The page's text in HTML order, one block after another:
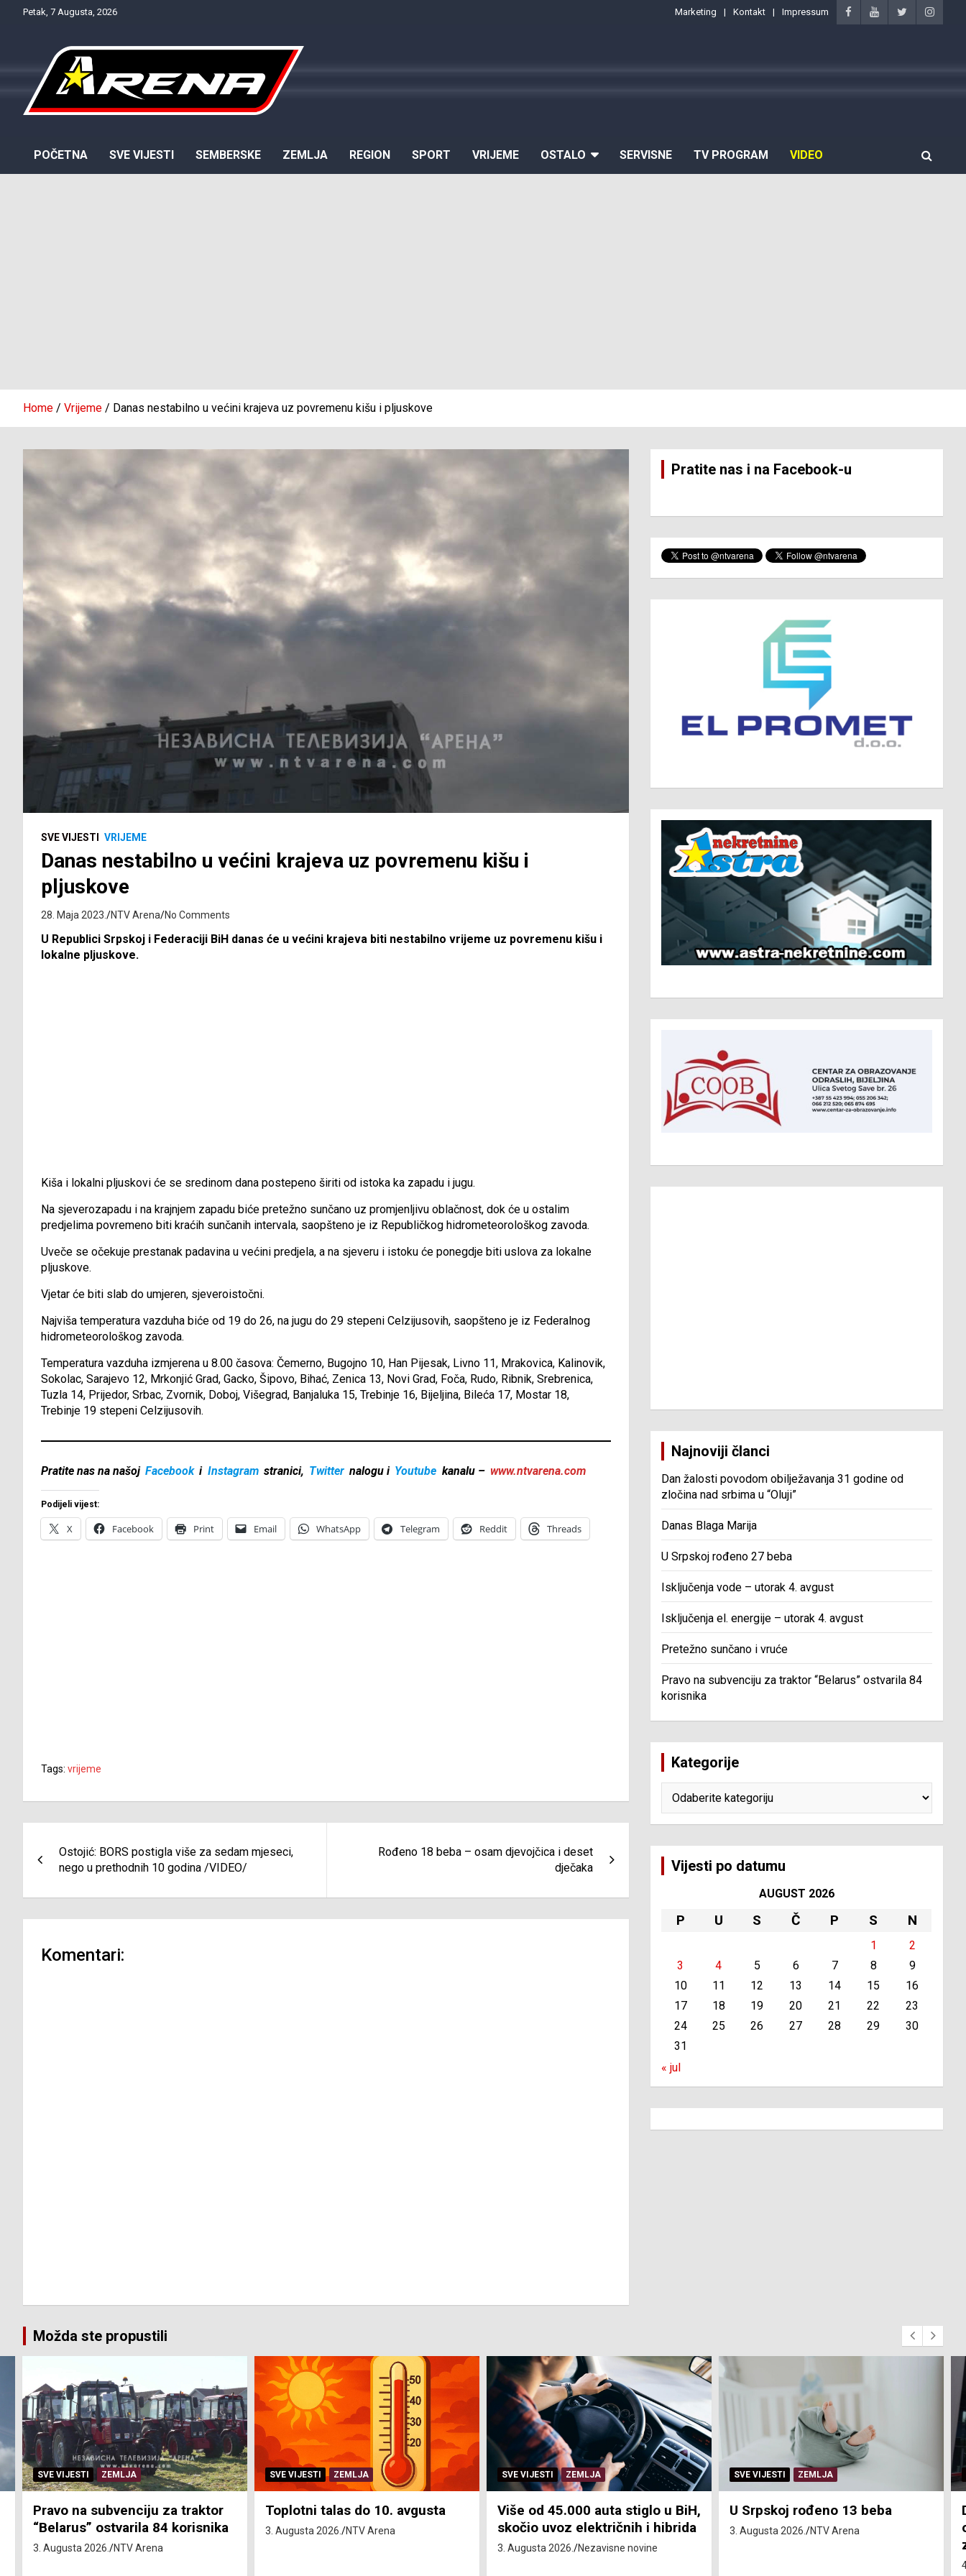
Petak, 7 Augusta, 2026 Marketing Kontakt Impressum
POČETNA SVE VIJESTI SEMBERSKE ZEMLJA REGION SPORT VRIJEME OSTALO SERVISNE TV PROGRAM VIDEO
Home Vrijeme Danas nestabilno u većini krajeva uz povremenu kišu i pljuskove
SVE VIJESTI VRIJEME
Danas nestabilno u većini krajeva uz povremenu kišu i
pljuskove
28. Maja 2023. NTV Arena No Comments
U Republici Srpskoj i Federaciji BiH danas će u većini krajeva biti nestabilno vrijeme uz povremenu kišu i
lokalne pljuskove.
Kiša i lokalni pljuskovi će se sredinom dana postepeno širiti od istoka ka zapadu i jugu.
Na sjeverozapadu i na krajnjem zapadu biće pretežno sunčano uz promjenljivu oblačnost, dok će u ostalim
predjelima povremeno biti kraćih sunčanih intervala, saopšteno je iz Republičkog hidrometeorološkog zavoda.
Uveče se očekuje prestanak padavina u većini predjela, a na sjeveru i istoku će ponegdje biti uslova za lokalne
pljuskove.
Vjetar će biti slab do umjeren, sjeveroistočni.
Najviša temperatura vazduha biće od 19 do 26, na jugu do 29 stepeni Celzijusovih, saopšteno je iz Federalnog
hidrometeorološkog zavoda.
Temperatura vazduha izmjerena u 8.00 časova: Čemerno, Bugojno 10, Han Pijesak, Livno 11, Mrakovica, Kalinovik,
Sokolac, Sarajevo 12, Mrkonjić Grad, Gacko, Šipovo, Bihać, Zenica 13, Novi Grad, Foča, Rudo, Ribnik, Srebrenica,
Tuzla 14, Prijedor, Srbac, Zvornik, Doboj, Višegrad, Banjaluka 15, Trebinje 16, Bijeljina, Bileća 17, Mostar 18,
Trebinje 19 stepeni Celzijusovih.
Pratite nas na našoj Facebook i Instagram stranici, Twitter nalogu i Youtube kanalu – www.ntvarena.com
Podijeli vijest:
X Facebook Print Email WhatsApp Telegram Reddit Threads
Tags: vrijeme
članaka
Ostojić: BORS postigla više za sedam mjeseci,
nego u prethodnih 10 godina /VIDEO/
Rođeno 18 beba – osam djevojčica i deset
dječaka
Komentari:
Pratite nas i na Facebook-u
Najnoviji članci
Dan žalosti povodom obilježavanja 31 godine od
zločina nad srbima u “Oluji”
Danas Blaga Marija
U Srpskoj rođeno 27 beba
Isključenja vode – utorak 4. avgust
Isključenja el. energije – utorak 4. avgust
Pretežno sunčano i vruće
Pravo na subvenciju za traktor “Belarus” ostvarila 84
korisnika
Kategorije
Vijesti po datumu
AUGUST 2026
P U S Č P S N
1
2
3
4 5 6 7 8
9
10
11 12 13 14 15
16
17
18 19 20 21 22
23
24
25 26 27 28 29
30
31
« jul
Možda ste propustili
SVE VIJESTI ZEMLJA
Pravo na subvenciju za traktor
“Belarus” ostvarila 84 korisnika
3. Augusta 2026. NTV Arena
SVE VIJESTI ZEMLJA
Toplotni talas do 10. avgusta
3. Augusta 2026. NTV Arena
SVE VIJESTI ZEMLJA
Više od 45.000 auta stiglo u BiH,
skočio uvoz električnih i hibrida
3. Augusta 2026. Nezavisne novine
SVE VIJESTI ZEMLJA
U Srpskoj rođeno 13 beba
3. Augusta 2026. NTV Arena